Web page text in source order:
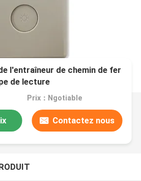
l'entraîneur de chemin de fer
de lecture
Prix：Ngotiable
Contactez nous